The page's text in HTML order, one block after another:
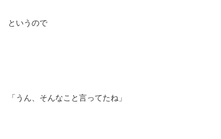
というので
「うん、そんなこと言ってたね」